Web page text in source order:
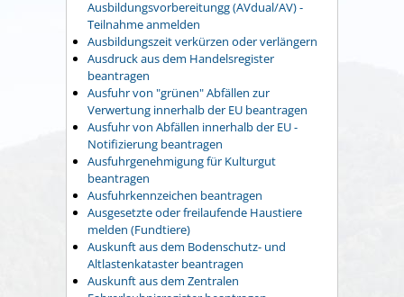
Ausbildungsvorbereitungg (AVdual/AV) -
Teilnahme anmelden
Ausbildungszeit verkürzen oder verlängern
Ausdruck aus dem Handelsregister
beantragen
Ausfuhr von "grünen" Abfällen zur
Verwertung innerhalb der EU beantragen
Ausfuhr von Abfällen innerhalb der EU -
Notifizierung beantragen
Ausfuhrgenehmigung für Kulturgut
beantragen
Ausfuhrkennzeichen beantragen
Ausgesetzte oder freilaufende Haustiere
melden (Fundtiere)
Auskunft aus dem Bodenschutz- und
Altlastenkataster beantragen
Auskunft aus dem Zentralen